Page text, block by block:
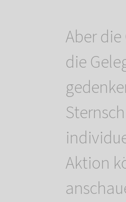
Aber
die
Aktion